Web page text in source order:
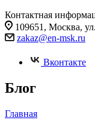
Контактная
109651, Москва,
zakaz@en-msk.ru
Вконтакте
Блог
Главная